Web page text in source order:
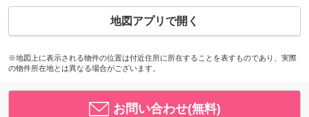
地図アプリで開く
※地図上に表示される物件の位置は付近住所に所在することを表すものであり、実際
の物件所在地とは異なる場合がございます。
お問い合わせ(無料)